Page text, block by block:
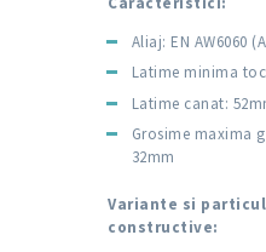
Aliaj: EN AW6060
Latime minima
Latime canat:
Grosime maxima
32mm
Variante si
constructive: